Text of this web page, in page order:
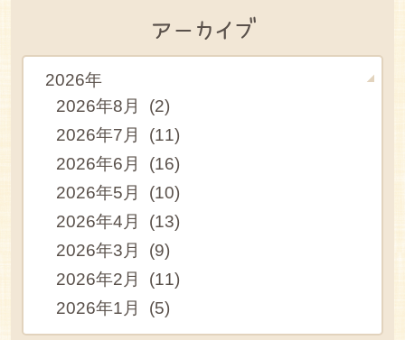
アーカイブ
2026年
2026年8月 (2)
2026年7月 (11)
2026年6月 (16)
2026年5月 (10)
2026年4月 (13)
2026年3月 (9)
2026年2月 (11)
2026年1月 (5)